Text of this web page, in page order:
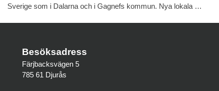
Sverige som i Dalarna och i Gagnefs kommun. Nya lokala …
Besöksadress
Färjbacksvägen 5
785 61 Djurås